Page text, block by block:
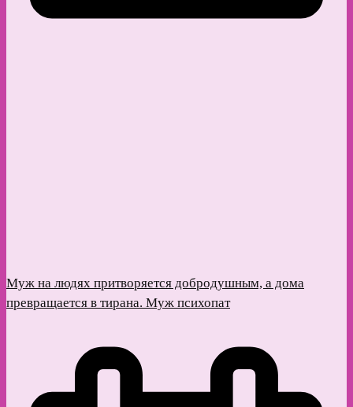
Муж на людях притворяется добродушным, а дома
превращается в тирана. Муж психопат